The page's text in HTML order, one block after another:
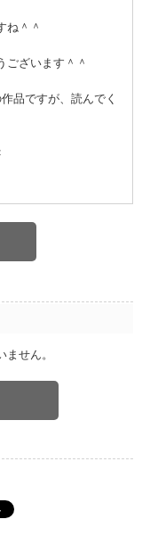
ね＾＾
ございます＾＾
品ですが、読んでく
せん。